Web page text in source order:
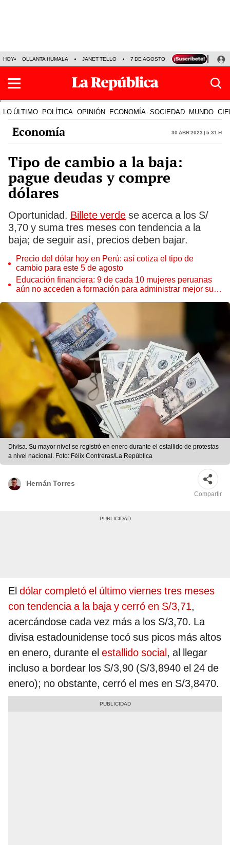
HOY OLLANTA HUMALA JANET TELLO 7 DE AGOSTO TINKA RESULTADOS
LO ÚLTIMO POLÍTICA OPINIÓN ECONOMÍA SOCIEDAD MUNDO
Economía 30 Abr 2023 | 5:31 h
Tipo de cambio a la baja:
pague deudas y compre
dólares
Oportunidad. Billete verde se acerca a los S/
3,70 y suma tres meses con tendencia a la
baja; de seguir así, precios deben bajar.
Precio del dólar hoy en Perú: así cotiza el tipo de
cambio para este 5 de agosto
Educación financiera: 9 de cada 10 mujeres peruanas
aún no acceden a formación para administrar mejor su
Divisa. Su mayor nivel se registró en enero durante el estallido de protestas
a nivel nacional. Foto: Félix Contreras/La República
Hernán Torres
Compartir
El dólar completó el último viernes tres meses
con tendencia a la baja y cerró en S/3,71,
acercándose cada vez más a los S/3,70. La
divisa estadounidense tocó sus picos más altos
en enero, durante el estallido social, al llegar
incluso a bordear los S/3,90 (S/3,8940 el 24 de
enero); no obstante, cerró el mes en S/3,8470.